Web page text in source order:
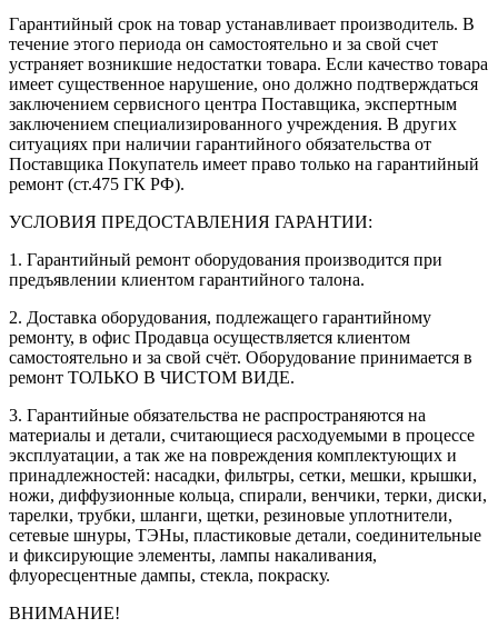
Гарантийный срок на товар устанавливает производитель. В
течение этого периода он самостоятельно и за свой счет
устраняет возникшие недостатки товара. Если качество товара
имеет существенное нарушение, оно должно подтверждаться
заключением сервисного центра Поставщика, экспертным
заключением специализированного учреждения. В других
ситуациях при наличии гарантийного обязательства от
Поставщика Покупатель имеет право только на гарантийный
ремонт (ст.475 ГК РФ).
УСЛОВИЯ ПРЕДОСТАВЛЕНИЯ ГАРАНТИИ:
1. Гарантийный ремонт оборудования производится при
предъявлении клиентом гарантийного талона.
2. Доставка оборудования, подлежащего гарантийному
ремонту, в офис Продавца осуществляется клиентом
самостоятельно и за свой счёт. Оборудование принимается в
ремонт ТОЛЬКО В ЧИСТОМ ВИДЕ.
3. Гарантийные обязательства не распространяются на
материалы и детали, считающиеся расходуемыми в процессе
эксплуатации, а так же на повреждения комплектующих и
принадлежностей: насадки, фильтры, сетки, мешки, крышки,
ножи, диффузионные кольца, спирали, венчики, терки, диски,
тарелки, трубки, шланги, щетки, резиновые уплотнители,
сетевые шнуры, ТЭНы, пластиковые детали, соединительные
и фиксирующие элементы, лампы накаливания,
флуоресцентные дампы, стекла, покраску.
ВНИМАНИЕ!